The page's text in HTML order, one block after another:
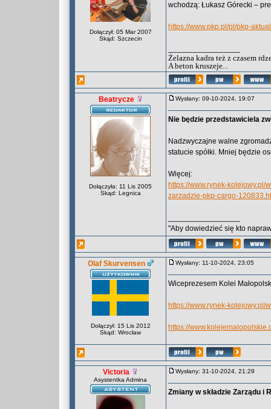
Dołączył: 05 Mar 2007
Skąd: Szczecin
wchodzą: Łukasz Górecki –
https://www.pkp.pl/pl/pkp-
Żelazna kadra też z czasem
A beton kruszeje...
Beatrycze
Dołączyła: 11 Lis 2005
Skąd: Legnica
Wysłany: 09-10-2024, 19:07
Nie będzie przedstawiciela
Nadzwyczajne walne
statucie spółki. Mniej będzie
Więcej:
https://www.rynek-
zarzadzie-pkp-cargo-
"Aby dowiedzieć się kto
Olaf Skurvensen
Dołączył: 15 Lis 2012
Skąd: Wrocław
Wysłany: 11-10-2024, 23:05
Wiceprezesem Kolei
https://www.rynek-
https://
Victoria
Asystentka Admina
Wysłany: 31-10-2024, 21:29
Zmiany w składzie Zarządu i